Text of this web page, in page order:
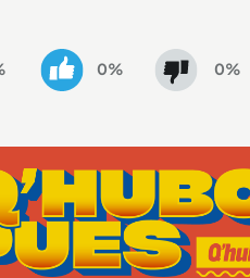
0% 0%